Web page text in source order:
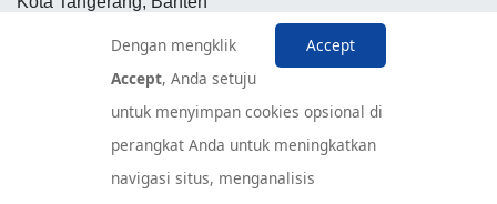
Pusat Layanan Konsumen
Accept
Dengan mengklik
Accept, Anda setuju
untuk menyimpan cookies opsional di
perangkat Anda untuk meningkatkan
navigasi situs, menganalisis